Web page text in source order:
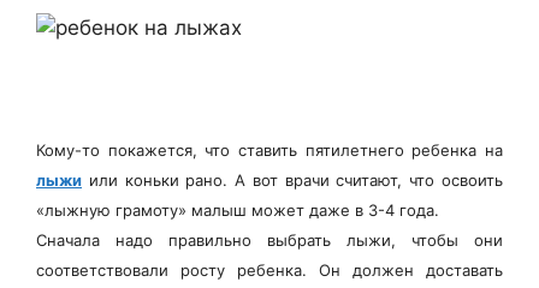
Кому-то покажется, что ставить пятилетнего ребенка на
лыжи или коньки рано. А вот врачи считают, что освоить
«лыжную грамоту» малыш может даже в 3-4 года.
Сначала надо правильно выбрать лыжи, чтобы они
соответствовали росту ребенка. Он должен доставать